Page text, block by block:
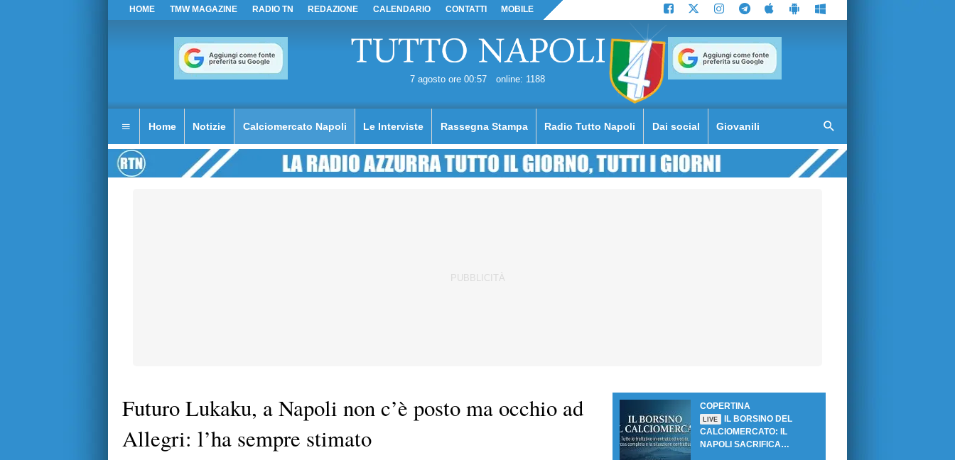
HOME TMW MAGAZINE RADIO TN REDAZIONE CALENDARIO CONTATTI MOBILE
7 agosto ore 00:57 online: 1188
Home Notizie Calciomercato Napoli Le Interviste Rassegna Stampa Radio Tutto Napoli Dai social Giovanili
Futuro Lukaku, a Napoli non c’è posto ma occhio ad
Allegri: l’ha sempre stimato
COPERTINA
LIVE
IL BORSINO DEL
CALCIOMERCATO: IL
NAPOLI SACRIFICA